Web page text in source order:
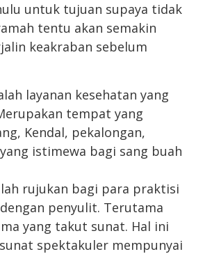
untuk tujuan supaya tidak
tentu akan semakin
keakraban sebelum
layanan kesehatan yang
tempat yang
Kendal, pekalongan,
istimewa bagi sang buah
rujukan bagi para praktisi
penyulit. Terutama
yang takut sunat. Hal ini
spektakuler mempunyai